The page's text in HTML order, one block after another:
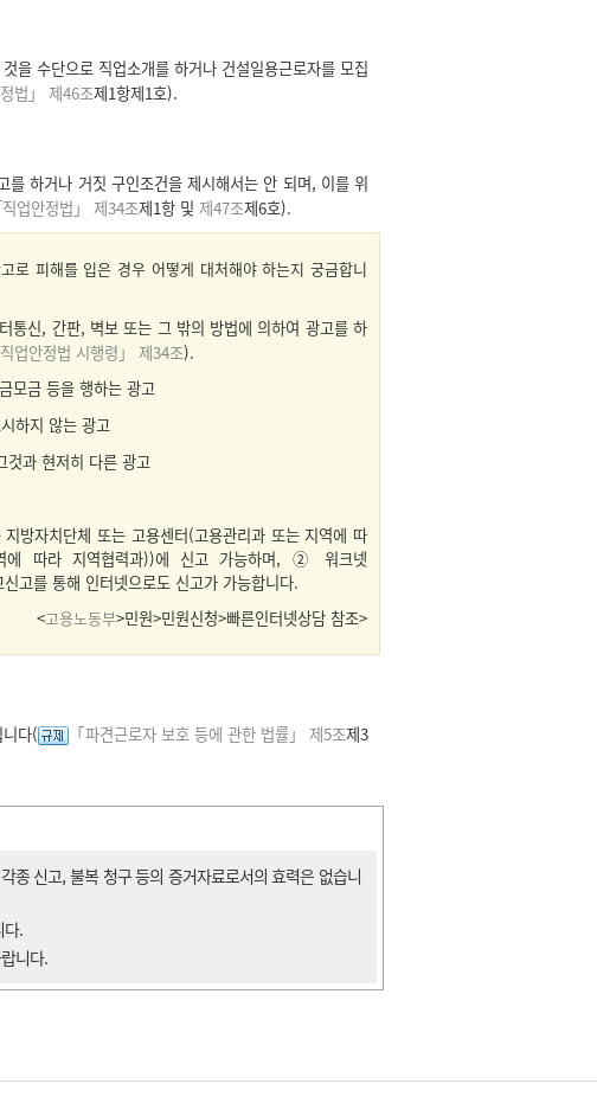
을 수단으로 직업소개를 하거나 건설일용근로자를 모집
정법」 제46조제1항제1호).
하거나 거짓 구인조건을 제시해서는 안 되며, 이를 위
직업안정법」 제34조제1항 및 제47조제6호).
로 피해를 입은 경우 어떻게 대처해야 하는지 궁금합니
통신, 간판, 벽보 또는 그 밖의 방법에 의하여 광고를 하
직업안정법 시행령」 제34조).
모금 등을 행하는 광고
하지 않는 광고
것과 현저히 다른 광고
방자치단체 또는 고용센터(고용관리과 또는 지역에 따
에 따라 지역협력과))에 신고 가능하며, ② 워크넷
고를 통해 인터넷으로도 신고가 가능합니다.
<고용노동부>민원>민원신청>빠른인터넷상담 참조>
니다( 「파견근로자 보호 등에 관한 법률」 제5조제3
종 신고, 불복 청구 등의 증거자료로서의 효력은 없습니
다.
니다.